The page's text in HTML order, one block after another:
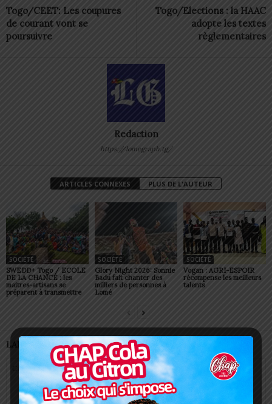
Togo/CEET: Les coupures
de courant vont se
poursuivre
Togo/Elections : la HAAC
adopte les textes
règlementaires
Redaction
https://lomegraph.tg/
ARTICLES CONNEXES PLUS DE L'AUTEUR
SOCIÉTÉ
SWEDD+ Togo / ECOLE
DE LA CHANCE : les
maitres-artisans se
préparent à transmettre
SOCIÉTÉ
Glory Night 2026: Sonnie
Badu fait chanter des
milliers de personnes à
Lomé
SOCIÉTÉ
Vogan : AGRI-ESPOIR
récompense les meilleurs
talents
LAISSER UN COMMENTAIRE